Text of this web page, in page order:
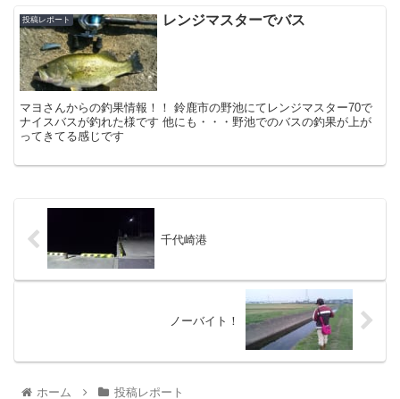
投稿レポート レンジマスターでバス
マヨさんからの釣果情報！！ 鈴鹿市の野池にてレンジマスター70で
ナイスバスが釣れた様です 他にも・・・野池でのバスの釣果が上が
ってきてる感じです
千代崎港
ノーバイト！
ホーム 投稿レポート